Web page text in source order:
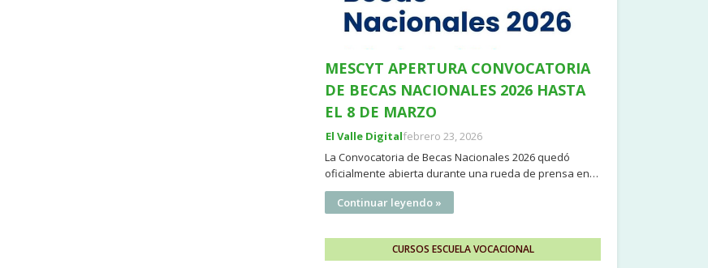
MESCYT APERTURA CONVOCATORIA
DE BECAS NACIONALES 2026 HASTA
EL 8 DE MARZO
El Valle Digitalfebrero 23, 2026
La Convocatoria de Becas Nacionales 2026 quedó
oficialmente abierta durante una rueda de prensa en…
Continuar leyendo »
CURSOS ESCUELA VOCACIONAL